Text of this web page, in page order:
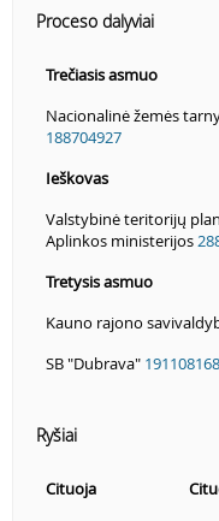
Proceso dalyviai
Trečiasis asmuo
Nacionalinė žemės
188704927
Ieškovas
Valstybinė teritorijų
Aplinkos ministerijos
Tretysis asmuo
Kauno rajono
SB "Dubrava" 191108168
Ryšiai
Cituoja